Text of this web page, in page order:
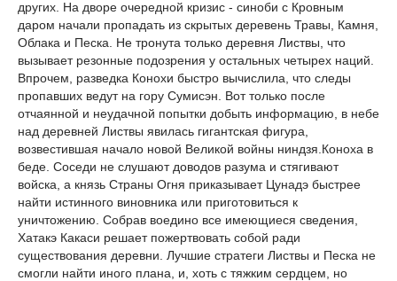
других. На дворе очередной кризис - синоби с Кровным
даром начали пропадать из скрытых деревень Травы, Камня,
Облака и Песка. Не тронута только деревня Листвы, что
вызывает резонные подозрения у остальных четырех наций.
Впрочем, разведка Конохи быстро вычислила, что следы
пропавших ведут на гору Сумисэн. Вот только после
отчаянной и неудачной попытки добыть информацию, в небе
над деревней Листвы явилась гигантская фигура,
возвестившая начало новой Великой войны ниндзя.Коноха в
беде. Соседи не слушают доводов разума и стягивают
войска, а князь Страны Огня приказывает Цунадэ быстрее
найти истинного виновника или приготовиться к
уничтожению. Собрав воедино все имеющиеся сведения,
Хатакэ Какаси решает пожертвовать собой ради
существования деревни. Лучшие стратеги Листвы и Песка не
смогли найти иного плана, и, хоть с тяжким сердцем, но